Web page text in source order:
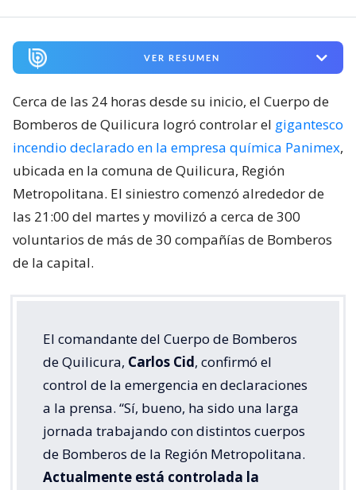
VER RESUMEN
Cerca de las 24 horas desde su inicio, el Cuerpo de
Bomberos de Quilicura logró controlar el gigantesco
incendio declarado en la empresa química Panimex,
ubicada en la comuna de Quilicura, Región
Metropolitana. El siniestro comenzó alrededor de
las 21:00 del martes y movilizó a cerca de 300
voluntarios de más de 30 compañías de Bomberos
de la capital.
El comandante del Cuerpo de Bomberos
de Quilicura, Carlos Cid, confirmó el
control de la emergencia en declaraciones
a la prensa. “Sí, bueno, ha sido una larga
jornada trabajando con distintos cuerpos
de Bomberos de la Región Metropolitana.
Actualmente está controlada la